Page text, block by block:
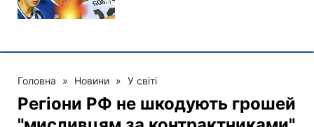
Головна » Новини » У світі
Регіони РФ не шкодують грошей